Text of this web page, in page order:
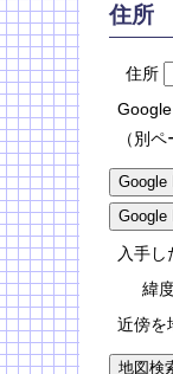
住所
住所
（別
Google
Google
入手し
緯
近傍を
地図検